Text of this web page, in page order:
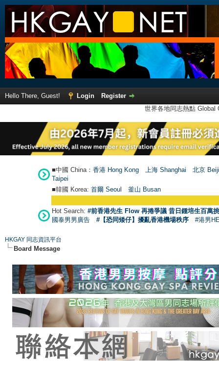
Hello There, Guest! Login
Register
世界各地同志熱點
■中國 China： 香港 Hong Kong 上海 Shanghai
北京
Taipei
■韓國 Korea: 首爾 Seoul 釜山 Busan
Hot Search: #前香港先生 Flow 再捲爭議 昔日鍾培生百萬
國泰男男廣告
#【恐同矮仔】擾亂香港機場秩序 #港男
HKGAY 同志資訊平台
Board Message